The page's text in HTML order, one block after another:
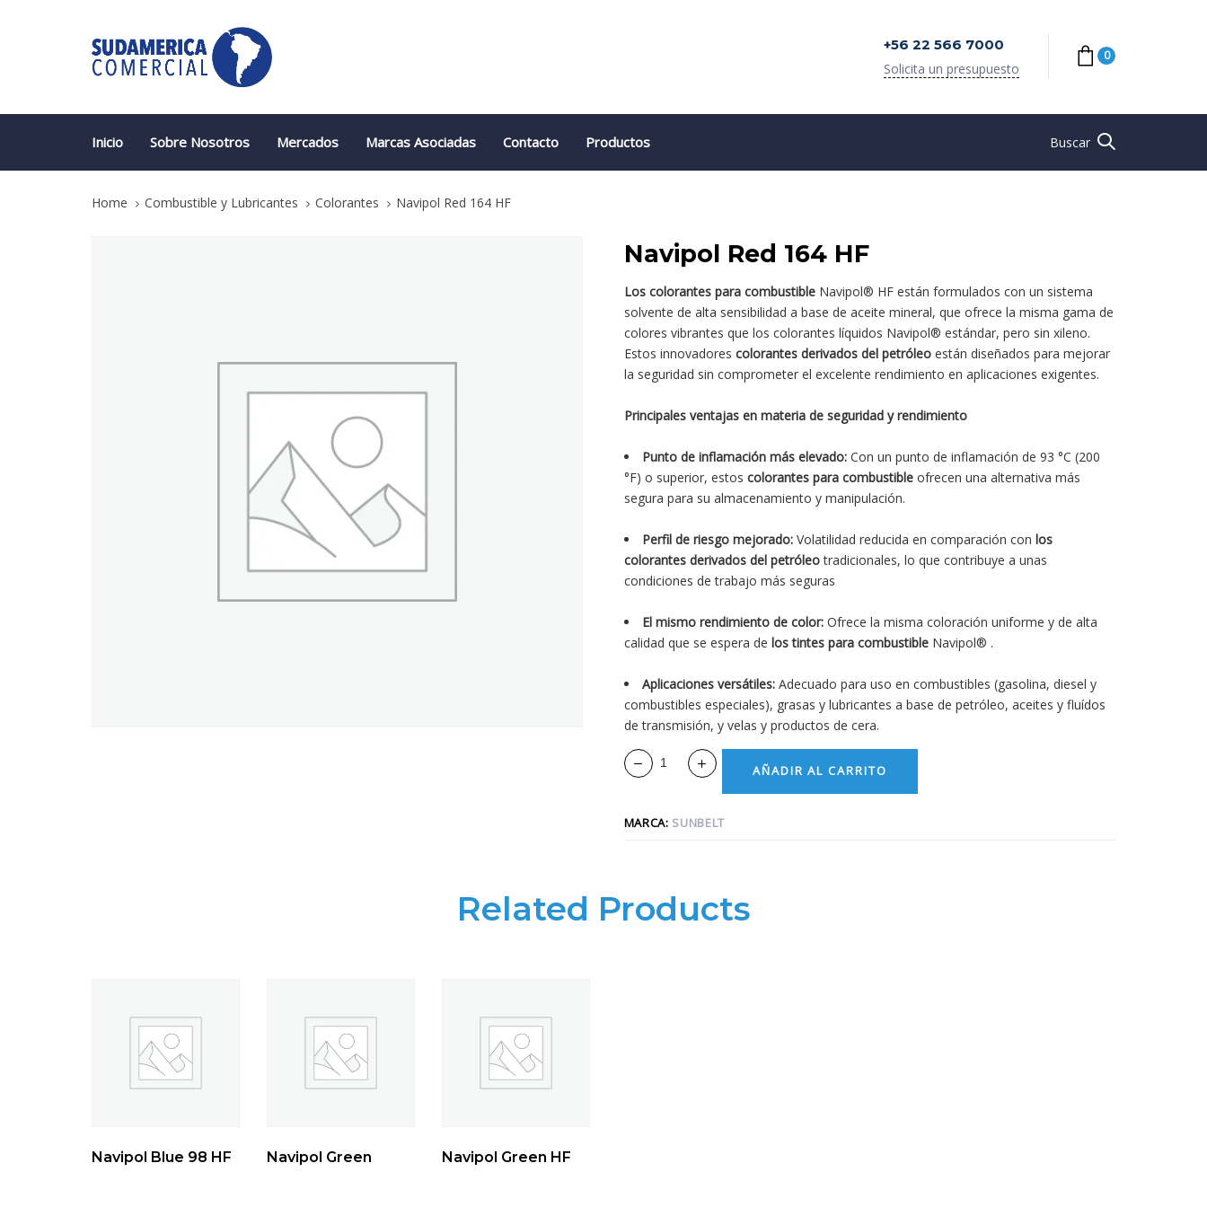
to
+56 22 566 7000
Solicita un presupuesto
0
Inicio Sobre Nosotros Mercados Marcas Asociadas Contacto Productos Buscar
Home Combustible y Lubricantes Colorantes Navipol Red 164 HF
Navipol Red 164 HF
Los colorantes para combustibleNavipol® HF están formulados con un sistema
solvente de alta sensibilidad a base de aceite mineral, que ofrece la misma gama de
colores vibrantes que los colorantes líquidos Navipol® estándar, pero sin xileno.
Estos innovadores colorantes derivados del petróleoestán diseñados para mejorar
la seguridad sin comprometer el excelente rendimiento en aplicaciones exigentes.
Principales ventajas en materia de seguridad y rendimiento
Punto de inflamación más elevado: Con un punto de inflamación de 93 °C (200
°F) o superior, estos colorantes para combustibleofrecen una alternativa más
segura para su almacenamiento y manipulación.
Perfil de riesgo mejorado: Volatilidad reducida en comparación con los
colorantes derivados del petróleotradicionales, lo que contribuye a unas
condiciones de trabajo más seguras
El mismo rendimiento de color: Ofrece la misma coloración uniforme y de alta
calidad que se espera de los tintes para combustibleNavipol® .
Aplicaciones versátiles: Adecuado para uso en combustibles (gasolina, diesel y
combustibles especiales), grasas y lubricantes a base de petróleo, aceites y fluídos
de transmisión, y velas y productos de cera.
AÑADIR AL CARRITO
MARCA: SUNBELT
Related Products
Navipol Blue 98 HF Navipol Green Navipol Green HF